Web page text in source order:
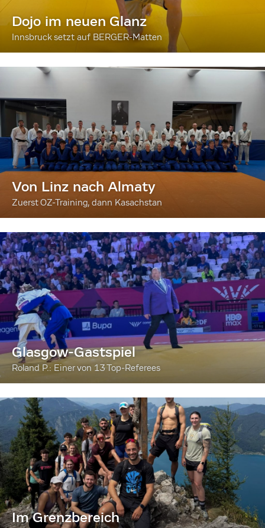
Dojo im neuen Glanz
Innsbruck setzt auf BERGER-Matten
Von Linz nach Almaty
Zuerst OZ-Training, dann Kasachstan
Glasgow-Gastspiel
Roland P.: Einer von 13 Top-Referees
Im Grenzbereich